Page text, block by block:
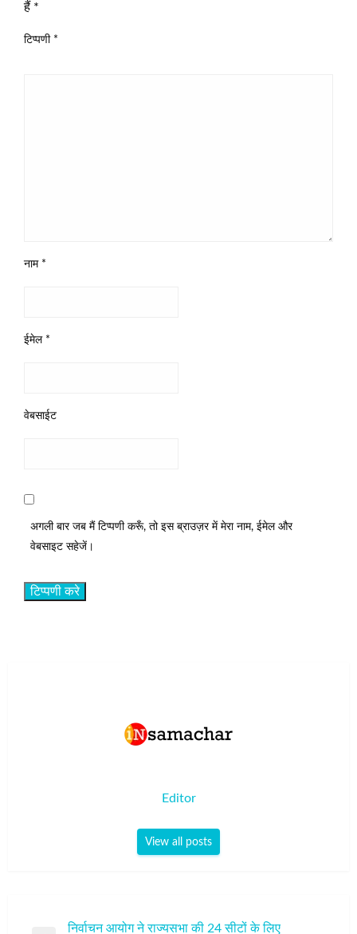
हैं *
टिप्पणी *
नाम *
ईमेल *
वेबसाईट
अगली बार जब मैं टिप्पणी करूँ, तो इस ब्राउज़र में मेरा नाम, ईमेल और
वेबसाइट सहेजें।
Editor
View all posts
निर्वाचन आयोग ने राज्यसभा की 24 सीटों के लिए